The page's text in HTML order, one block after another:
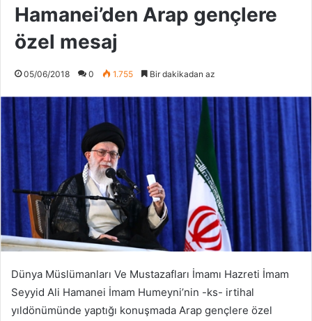
Hamanei’den Arap gençlere
özel mesaj
05/06/2018 0 1.755 Bir dakikadan az
Dünya Müslümanları Ve Mustazafları İmamı Hazreti İmam
Seyyid Ali Hamanei İmam Humeyni’nin -ks- irtihal
yıldönümünde yaptığı konuşmada Arap gençlere özel